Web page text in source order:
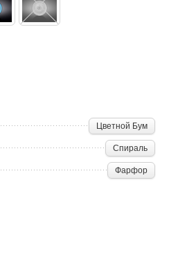
Цветной Бум
Спираль
Фарфор